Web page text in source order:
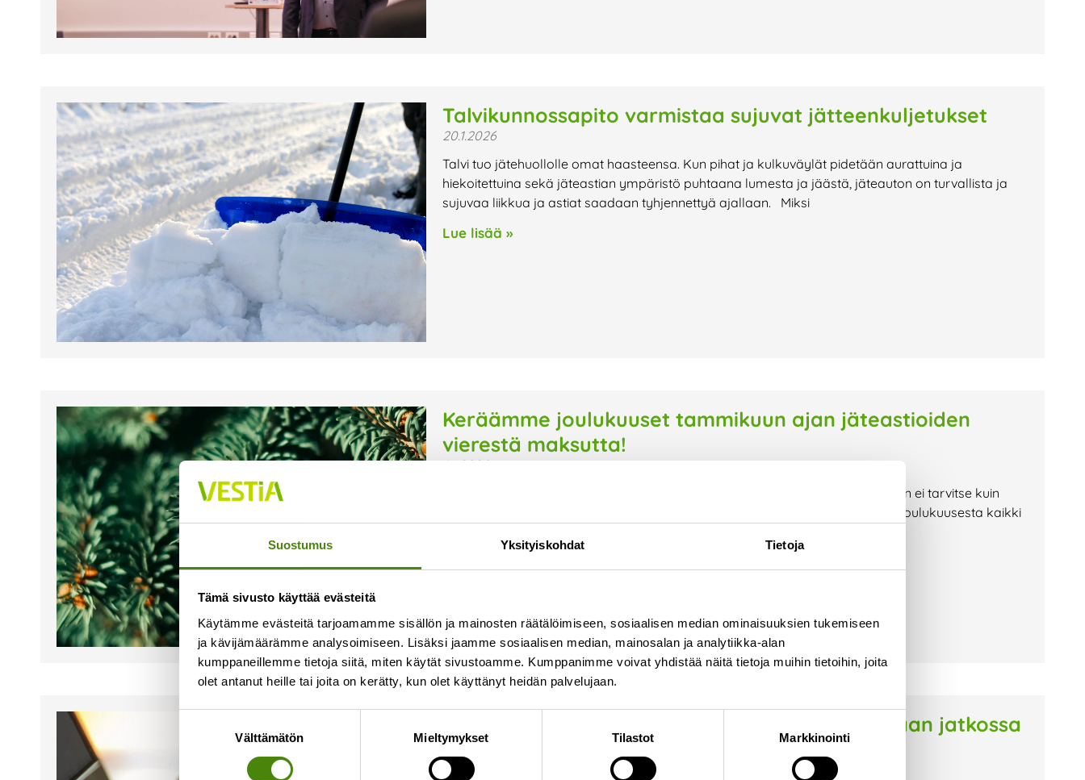
Suostumus Yksityiskohdat Tietoja
Tämä sivusto käyttää evästeitä
Käytämme evästeitä tarjoamamme sisällön ja mainosten räätälöimiseen, sosiaalisen median ominaisuuksien tukemiseen
ja kävijämäärämme analysoimiseen. Lisäksi jaamme sosiaalisen median, mainosalan ja analytiikka-alan
kumppaneillemme tietoja siitä, miten käytät sivustoamme. Kumppanimme voivat yhdistää näitä tietoja muihin tietoihin, joita
olet antanut heille tai joita on kerätty, kun olet käyttänyt heidän palvelujaan.
Välttämätön Mieltymykset Tilastot Markkinointi
Talvikunnossapito varmistaa sujuvat jätteenkuljetukset
20.1.2026
Talvi tuo jätehuollolle omat haasteensa. Kun pihat ja kulkuväylät pidetään aurattuina ja
hiekoitettuina sekä jäteastian ympäristö puhtaana lumesta ja jäästä, jäteauton on turvallista ja
sujuvaa liikkua ja astiat saadaan tyhjennettyä ajallaan. Miksi
Lue lisää »
Keräämme joulukuuset tammikuun ajan jäteastioiden
vierestä maksutta!
8.1.2026
Keräämme joulukuuset tammikuun ajan jäteastioiden vierestä maksutta. Sinun ei tarvitse kuin
viedä kuusi ulos jäteastian viereen, me huolehdimme lopusta! Muista poistaa joulukuusesta kaikki
Vapaa-ajan kiinteistöjen perusmaksu laskutetaan jatkossa
helmi-maaliskuussa
8.1.2026